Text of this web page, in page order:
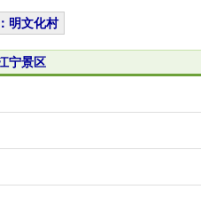
明文化村
宁景区